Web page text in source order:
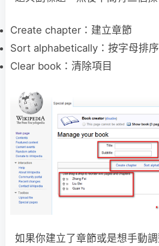
Create chapter：建立章節
Sort alphabetically：按字母排序
Clear book：清除項目
如果你建立了章節或是想手動